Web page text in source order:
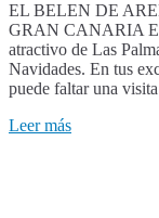
EL BELEN DE
GRAN CANARIA El
atractivo de Las
Navidades. En tus
puede faltar una
Leer más